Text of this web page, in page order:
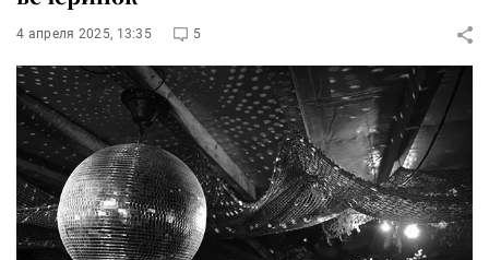
4 апреля 2025, 13:35 5